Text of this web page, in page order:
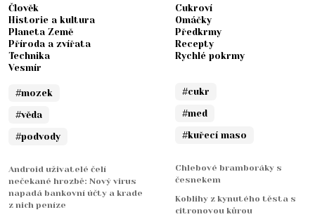
Člověk
Historie a kultura
Planeta Země
Příroda a zvířata
Technika
Vesmír
#mozek
#věda
#podvody
Android uživatelé čelí
nečekané hrozbě: Nový virus
napadá bankovní účty a krade
z nich peníze
Cukroví
Omáčky
Předkrmy
Recepty
Rychlé pokrmy
#cukr
#med
#kuřecí maso
Chlebové bramboráky s
česnekem
Koblihy z kynutého těsta s
citronovou kůrou